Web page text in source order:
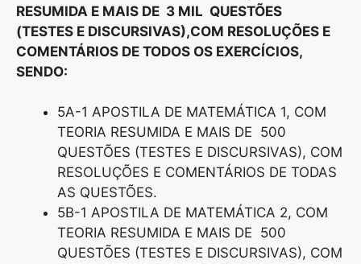
RESUMIDA E MAIS DE 3 MIL QUESTÕES
(TESTES E DISCURSIVAS),COM RESOLUÇÕES E
COMENTÁRIOS DE TODOS OS EXERCÍCIOS,
SENDO:
5A-1 APOSTILA DE MATEMÁTICA 1, COM
TEORIA RESUMIDA E MAIS DE 500
QUESTÕES (TESTES E DISCURSIVAS), COM
RESOLUÇÕES E COMENTÁRIOS DE TODAS
AS QUESTÕES.
5B-1 APOSTILA DE MATEMÁTICA 2, COM
TEORIA RESUMIDA E MAIS DE 500
QUESTÕES (TESTES E DISCURSIVAS), COM